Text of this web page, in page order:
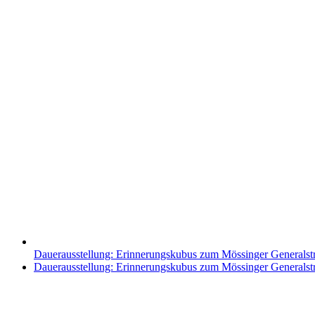
Dauerausstellung: Erinnerungskubus zum Mössinger
Nächster
Dauerausstellung: Erinnerungskubus zum Mössinger